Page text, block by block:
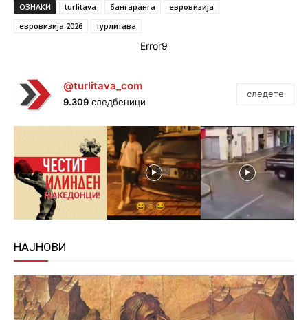
ОЗНАКИ turlitava бангаранга
евровизија
евровизија 2026
турлитава
Error9
@turlitava_com
9.309 следбеници
следете
НАЈНОВИ